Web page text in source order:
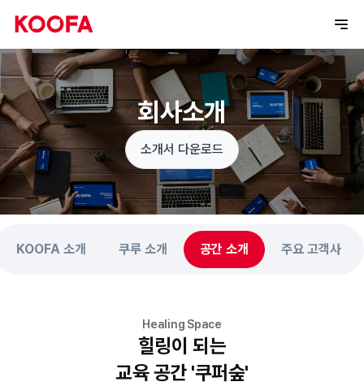
회사소개
소개서 다운로드
KOOFA 소개 쿠루 소개 공간 소개 주요 고객사
Healing Space
힐링이 되는
교육 공간 '쿠퍼숲'